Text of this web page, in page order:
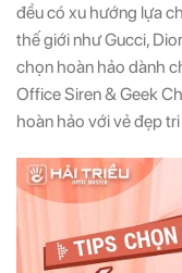
đều có xu hướng lựa
thế giới như Gucci,
chọn hoàn hảo dành
Office Siren & Geek
hoàn hảo với vẻ đẹp